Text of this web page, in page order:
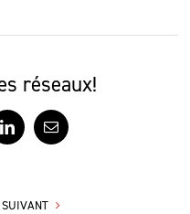
réseaux!
LinkedInCourriel
SUIVANT